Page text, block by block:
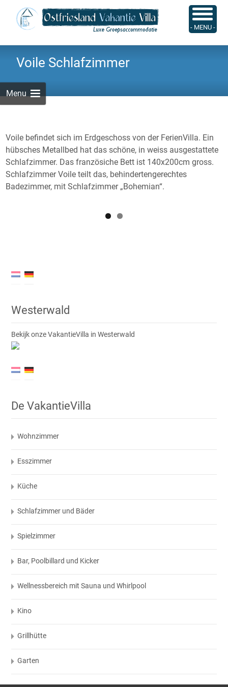
Menu
Skip
to
content
Suchen
nach:
Voile Schlafzimmer
Voile befindet sich im Erdgeschoss von der FerienVilla. Ein
hübsches Metallbed hat das schöne, in weiss ausgestattete
Schlafzimmer. Das französiche Bett ist 140x200cm gross.
Schlafzimmer Voile teilt das, behindertengerechtes
Badezimmer, mit Schlafzimmer „Bohemian“.
Westerwald
Bekijk onze VakantieVilla in Westerwald
De VakantieVilla
Wohnzimmer
Esszimmer
Küche
Schlafzimmer und Bäder
Spielzimmer
Bar, Poolbillard und Kicker
Wellnessbereich mit Sauna und Whirlpool
Kino
Grillhütte
Garten
- MENU -